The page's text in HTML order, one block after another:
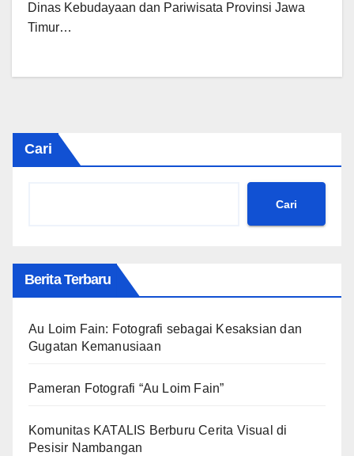
Dinas Kebudayaan dan Pariwisata Provinsi Jawa
Timur…
Cari
Cari
Berita Terbaru
Au Loim Fain: Fotografi sebagai Kesaksian dan
Gugatan Kemanusiaan
Pameran Fotografi “Au Loim Fain”
Komunitas KATALIS Berburu Cerita Visual di
Pesisir Nambangan